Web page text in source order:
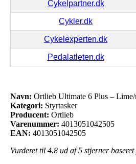
Cykelpartner.dk
Cykler.dk
Cykelexperten.dk
Pedalatleten.dk
Navn: Ortlieb Ultimate 6 Plus –
Kategori: Styrtasker
Producent: Ortlieb
Varenummer: 4013051042505
EAN: 4013051042505
Vurderet til 4.8 ud af 5 stjerner baseret